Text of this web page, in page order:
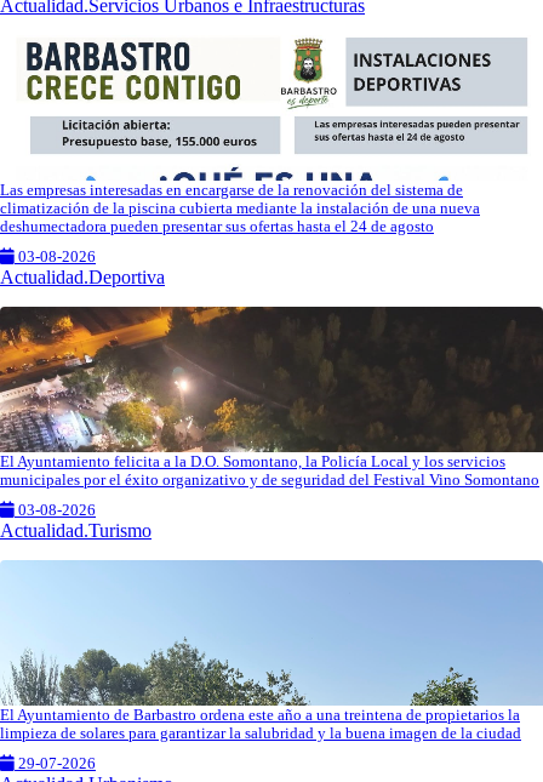
Actualidad.Servicios Urbanos e Infraestructuras
Las empresas interesadas en encargarse de la renovación del sistema de
climatización de la piscina cubierta mediante la instalación de una nueva
deshumectadora pueden presentar sus ofertas hasta el 24 de agosto
03-08-2026
Actualidad.Deportiva
El Ayuntamiento felicita a la D.O. Somontano, la Policía Local y los servicios
municipales por el éxito organizativo y de seguridad del Festival Vino Somontano
03-08-2026
Actualidad.Turismo
El Ayuntamiento de Barbastro ordena este año a una treintena de propietarios la
limpieza de solares para garantizar la salubridad y la buena imagen de la ciudad
29-07-2026